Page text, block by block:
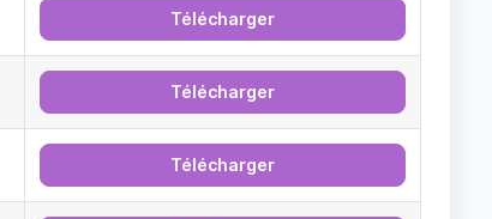
Télécharger
Télécharger
Télécharger